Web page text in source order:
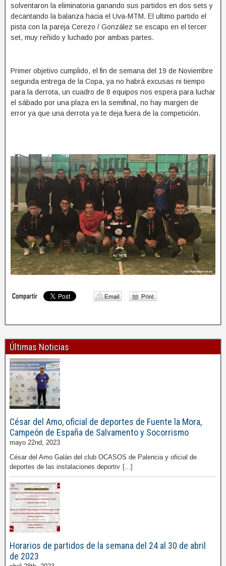
solventaron la eliminatoria ganando sus partidos en dos sets y
decantando la balanza hacia el Uva-MTM. El ultimo partido el
pista con la pareja Cerezo / González se escapo en el tercer
set, muy reñido y luchado por ambas partes.
Primer objetivo cumplido, el fin de semana del 19 de Noviembre
segunda entrega de la Copa, ya no habrá excusas ni tiempo
para la derrota, un cuadro de 8 equipos nos espera para luchar
el sábado por una plaza en la semifinal, no hay margen de
error ya que una derrota ya te deja fuera de la competición.
Últimas Noticias
César del Amo, oficial de deportes de Fuente la Mora,
Campeón de España de Salvamento y Socorrismo
mayo 22nd, 2023
César del Amo Galán del club OCASOS de Palencia y oficial de
deportes de las instalaciones deportiv [...]
Horarios de partidos de la semana del 24 al 30 de abril
de 2023